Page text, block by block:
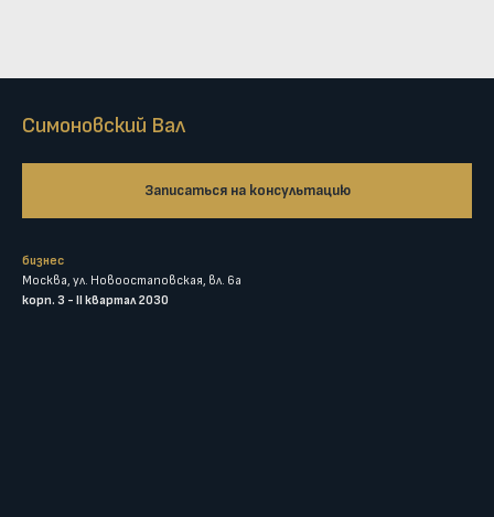
Симоновский Вал
Записаться на консультацию
бизнес
Москва, ул. Новоостаповская, вл. 6а
корп. 3 - II квартал 2030